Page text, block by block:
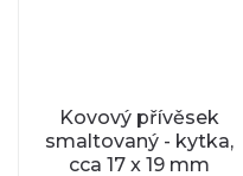
Kovový přívěsek
smaltovaný - kytka,
cca 17 x 19 mm